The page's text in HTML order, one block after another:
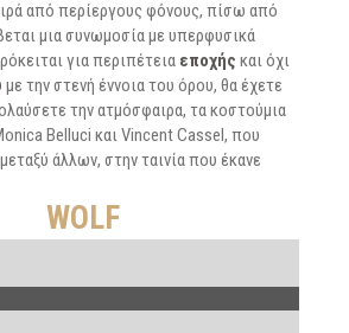
από περίεργους φόνους, πίσω από
μια συνωμοσία με υπερφυσικά
για περιπέτεια εποχής και όχι
με την στενή έννοια του όρου, θα έχετε
την ατμόσφαιρα, τα κοστούμια
Belluci και Vincent Cassel, που
άλλων, στην ταινία που έκανε
WOLF